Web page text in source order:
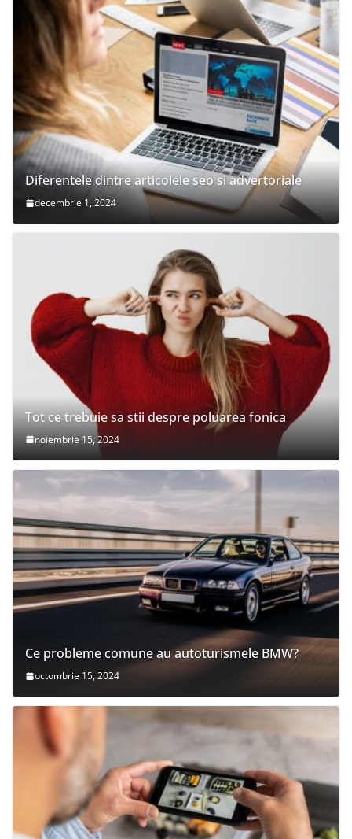
Diferentele dintre articolele seo si advertoriale
decembrie 1, 2024
Tot ce trebuie sa stii despre poluarea fonica
noiembrie 15, 2024
Ce probleme comune au autoturismele BMW?
octombrie 15, 2024